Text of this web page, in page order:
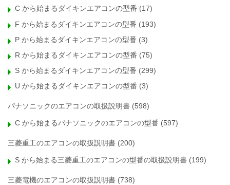
C から始まるダイキンエアコンの型番 (17)
F から始まるダイキンエアコンの型番 (193)
P から始まるダイキンエアコンの型番 (3)
R から始まるダイキンエアコンの型番 (75)
S から始まるダイキンエアコンの型番 (299)
U から始まるダイキンエアコンの型番 (3)
パナソニックのエアコンの取扱説明書 (598)
C から始まるパナソニックのエアコンの型番 (597)
三菱重工のエアコンの取扱説明書 (200)
S から始まる三菱重工のエアコンの型番の取扱説明書 (199)
三菱電機のエアコンの取扱説明書 (738)